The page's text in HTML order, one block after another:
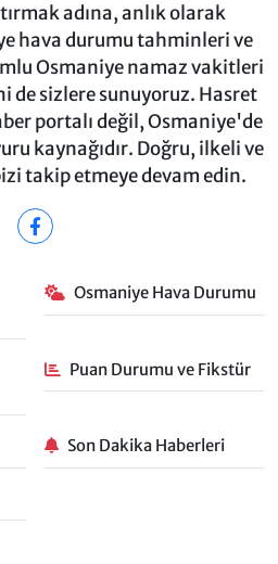
adına, anlık olarak
hava durumu tahminleri ve
Osmaniye namaz vakitleri
de sizlere sunuyoruz. Hasret
portalı değil, Osmaniye'de
kaynağıdır. Doğru, ilkeli ve
takip etmeye devam edin.
Osmaniye Hava Durumu
Puan Durumu ve Fikstür
Son Dakika Haberleri